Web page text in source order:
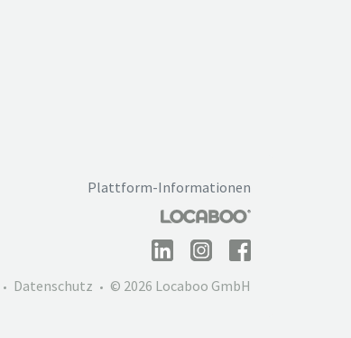
Plattform-Informationen
Datenschutz © 2026 Locaboo GmbH